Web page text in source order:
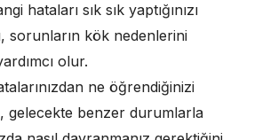
hataları sık sık yaptığınızı
sorunların kök nedenlerini
olur.
ne öğrendiğinizi
gelecekte benzer durumlarla